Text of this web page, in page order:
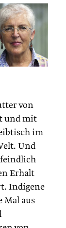
von
und mit
im
Und
Erhalt
Indigene
Mal aus